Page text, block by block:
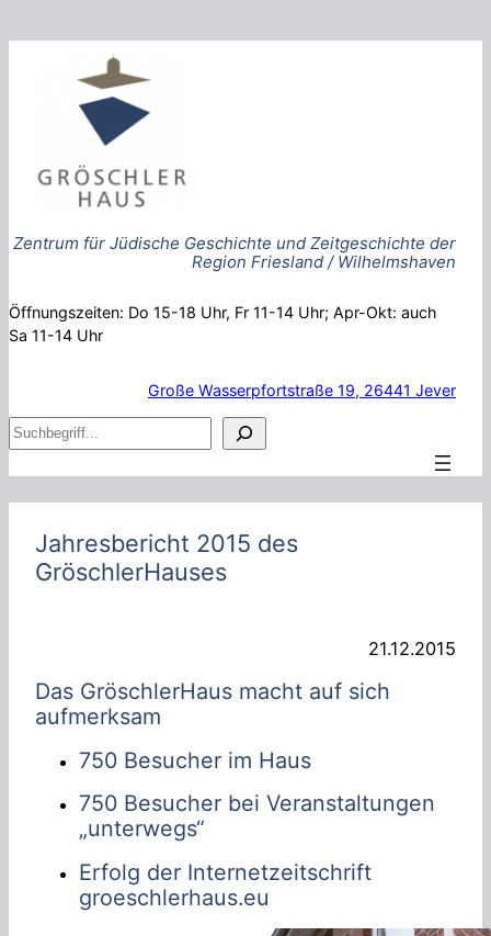
Inhalt
springen
Zentrum für Jüdische Geschichte und Zeitgeschichte der
Region Friesland / Wilhelmshaven
Öffnungszeiten: Do 15-18 Uhr, Fr 11-14 Uhr; Apr-Okt: auch
Sa 11-14 Uhr
Große Wasserpfortstraße 19, 26441 Jever
S
u
c
Jahresbericht 2015 des
GröschlerHauses
21.12.2015
Das GröschlerHaus macht auf sich
aufmerksam
750 Besucher im Haus
750 Besucher bei Veranstaltungen
„unterwegs“
Erfolg der Internetzeitschrift
groeschlerhaus.eu